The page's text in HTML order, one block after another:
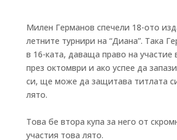
Милен Германов спечели 18-ото
летните турнири на “Диана”. Така
в 16-ката, даваща право на участие
през октомври и ако успее да
си, ще може да защитава титлата
лято.
Това бе втора купа за него от
участия това лято.